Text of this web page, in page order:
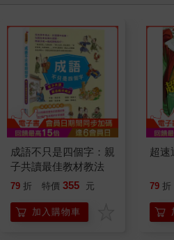
成語不只是四個字：親
子共讀最佳教材教法
79 折 特價 355 元
加入購物車
超速
79 折